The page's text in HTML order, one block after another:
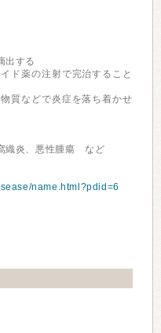
出する
ド薬の注射で完治すること
質などで炎症を落ち着かせ
織炎、悪性腫瘍 など
name.html?pdid=6